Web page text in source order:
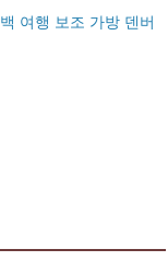
여행 보조 가방 덴버
우치 여행용 화장
경 코받침 남자